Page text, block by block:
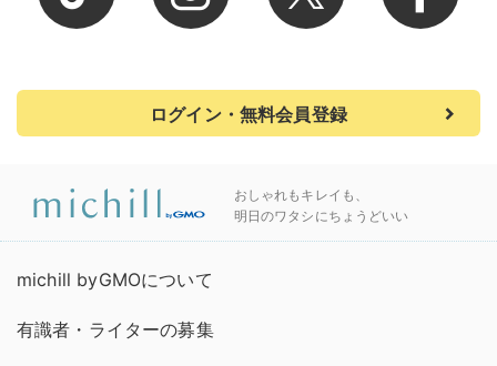
ログイン・無料会員登録
おしゃれもキレイも、
明日のワタシにちょうどいい
michill byGMOについて
有識者・ライターの募集